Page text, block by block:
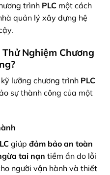
trình PLC một cách
quản lý xây dựng hệ
Nghiệm Chương
lưỡng chương trình PLC
sự thành công của một
giúp đảm bảo an toàn
tai nạn tiềm ẩn do lỗi
người vận hành và thiết